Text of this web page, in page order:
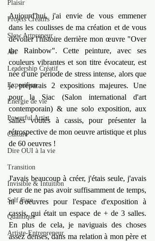
Plaisir
Projets Créatifs
Slow Artpreneur
Art
Leadership Créatif
Exposition
Energie de vie
Powerful Artist
Culture
Dire OUI à la vie
Transition
Invisible & Intuition
Self Care
Quantique
Artiste-Entrepreneur
Aujourd'hui, j'ai envie de vous emmener
dans les coulisses de ma création et de vous
dévoiler l'histoire derrière mon œuvre "Over
the Rainbow". Cette peinture, avec ses
couleurs vibrantes et son titre évocateur, est
née d'une période de stress intense, alors que
je préparais 2 expositions majeures. Une
pour la Siac (Salon international d'art
contemporain) & une solo exposition, aux
salles voutés à cassis, pour présenter la
rétrospective de mon oeuvre artistique et plus
de 60 oeuvres !
J'avais beaucoup à créer, j'étais seule, j'avais
peur de ne pas avoir suffisamment de temps,
ni d'oeuvres pour l'espace d'exposition à
cassis, qui était un espace de + de 3 salles.
En plus de cela, je naviguais des choses
assez denses, dans ma relation à mon père et